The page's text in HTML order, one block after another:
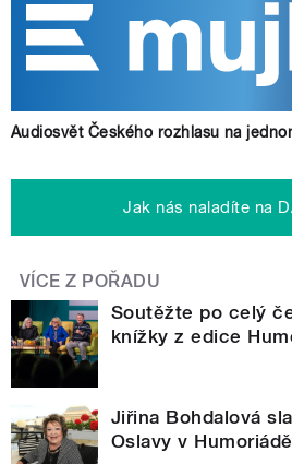
Audiosvět Českého rozhlasu na
Jak nás naladíte na
VÍCE Z POŘADU
Soutěžte po celý
knížky z edice
Jiřina Bohdalová
Oslavy v